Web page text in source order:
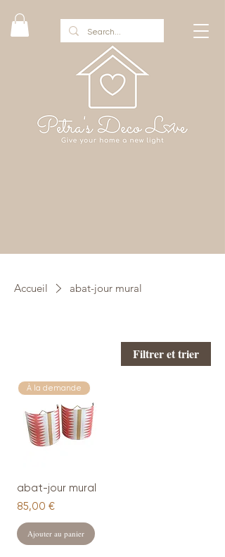
Accueil abat-jour mural
Filtrer et trier
À la demande
abat-jour mural
Prix
85,00 €
Ajouter au panier